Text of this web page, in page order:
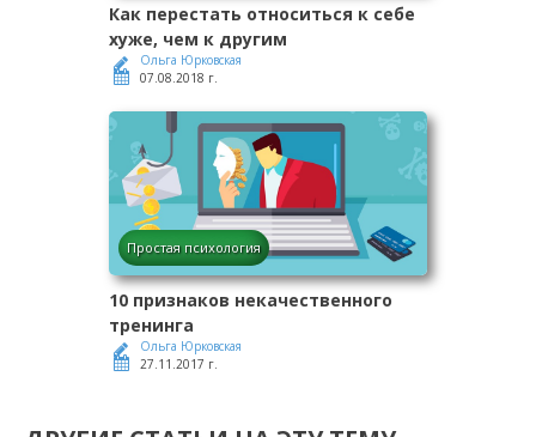
Как перестать относиться к себе
хуже, чем к другим
Ольга Юрковская
07.08.2018 г.
Простая психология
10 признаков некачественного
тренинга
Ольга Юрковская
27.11.2017 г.